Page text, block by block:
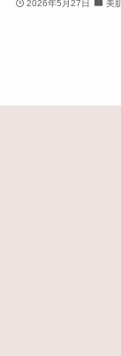
2026年5月27日 美